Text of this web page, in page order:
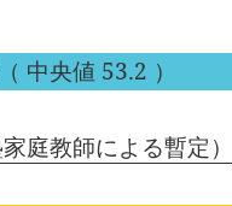
中央値 53.2 ）
庭教師による暫定）